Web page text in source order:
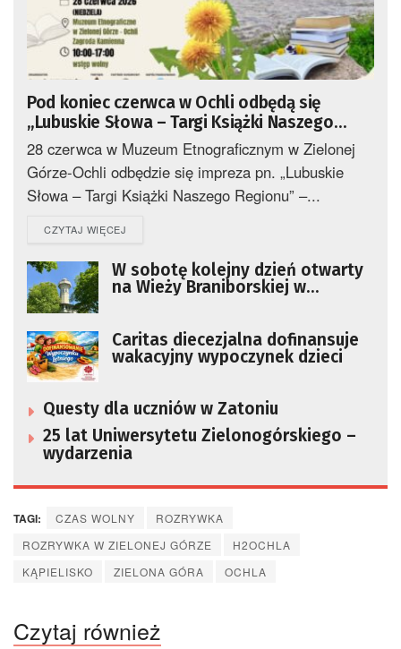
Pod koniec czerwca w Ochli odbędą się
„Lubuskie Słowa – Targi Książki Naszego
Regionu”
28 czerwca w Muzeum Etnograficznym w Zielonej
Górze-Ochli odbędzie się impreza pn. „Lubuskie
Słowa – Targi Książki Naszego Regionu” –...
CZYTAJ WIĘCEJ
W sobotę kolejny dzień otwarty
na Wieży Braniborskiej w
Caritas diecezjalna dofinansuje
wakacyjny wypoczynek dzieci
Questy dla uczniów w Zatoniu
25 lat Uniwersytetu Zielonogórskiego –
wydarzenia
TAGI: CZAS WOLNY
ROZRYWKA
ROZRYWKA W ZIELONEJ GÓRZE
H2OCHLA
KĄPIELISKO
ZIELONA GÓRA OCHLA
Czytaj również